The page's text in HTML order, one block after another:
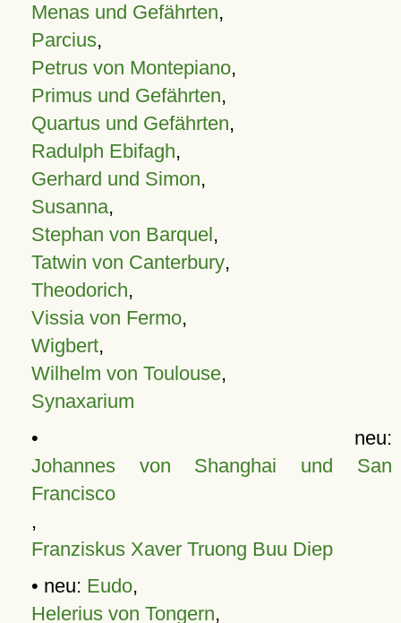
Menas und Gefährten,
Parcius,
Petrus von Montepiano,
Primus und Gefährten,
Quartus und Gefährten,
Radulph Ebifagh,
Gerhard und Simon,
Susanna,
Stephan von Barquel,
Tatwin von Canterbury,
Theodorich,
Vissia von Fermo,
Wigbert,
Wilhelm von Toulouse,
Synaxarium
• neu:
Johannes von Shanghai und San
Francisco
,
Franziskus Xaver Truong Buu Diep
• neu: Eudo,
Helerius von Tongern,